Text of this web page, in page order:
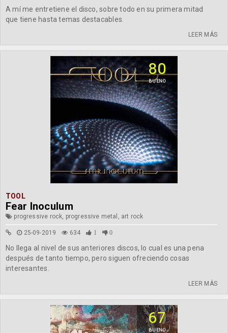
A mí me entretiene el disco, sobre todo en su primera mitad
que tiene hasta temas destacables.
LEER MÁS
80
BUENO
TOOL
Fear Inoculum
progressive rock, progressive metal, art rock
25-09-2019 634 1 0
No llega al nivel de sus anteriores discos, lo cual es una pena
después de tanto tiempo, pero siguen ofreciendo cosas
interesantes.
LEER MÁS
67
BUENO